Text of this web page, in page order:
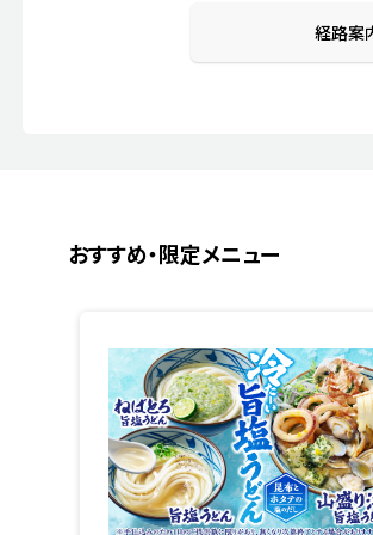
経路案
おすすめ・限定メニュー